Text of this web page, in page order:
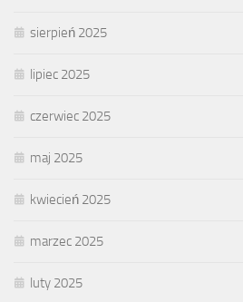
sierpień 2025
lipiec 2025
czerwiec 2025
maj 2025
kwiecień 2025
marzec 2025
luty 2025